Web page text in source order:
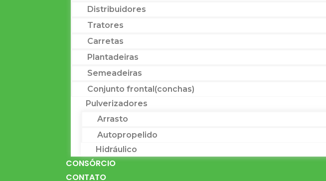
Distribuidores
Tratores
Carretas
Plantadeiras
Semeadeiras
Conjunto frontal(conchas)
Pulverizadores
Arrasto
Autopropelido
Hidráulico
CONSÓRCIO
CONTATO